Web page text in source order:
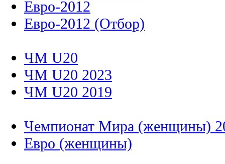
Евро-2012
Евро-2012 (Отбор)
ЧМ U20
ЧМ U20 2023
ЧМ U20 2019
Чемпионат Мира (женщины)
Евро (женщины)